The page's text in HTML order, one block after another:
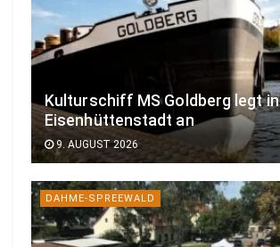
Kulturschiff MS Goldberg legt in
Eisenhüttenstadt an
9. AUGUST 2026
DAHME-SPREEWALD